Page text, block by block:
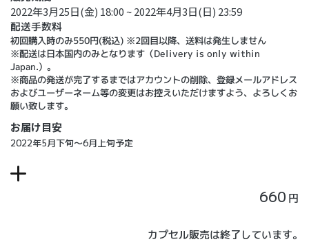
2022年3月25日(金) 18:00 ~ 2022年4月3日(日) 23:59
配送手数料
初回購入時のみ550円(税込) ※2回目以降、送料は発生しません
※配送は日本国内のみとなります（Delivery is only within
Japan.）。
※商品の発送が完了するまではアカウントの削除、登録メールアドレス
およびユーザーネーム等の変更はお控えいただけますよう、よろしくお
願い致します。
お届け目安
2022年5月下旬～6月上旬予定
660 円
カプセル販売は終了しています。